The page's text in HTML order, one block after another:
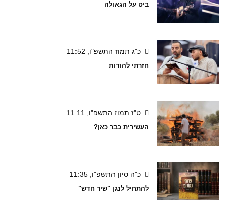
ביט על הגאולה
כ"ג תמוז התשפ"ו, 11:52
חזרתי להודות
ט"ז תמוז התשפ"ו, 11:11
העשירית כבר כאן?
כ"ה סיון התשפ"ו, 11:35
להתחיל לנגן "שיר חדש"